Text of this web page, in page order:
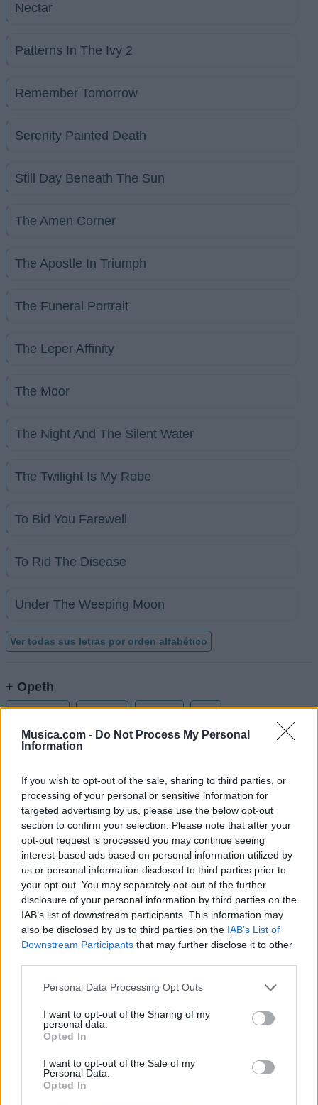
Musica.com - Do Not Process My Personal
Information
If you wish to opt-out of the sale, sharing to third parties, or
processing of your personal or sensitive information for
targeted advertising by us, please use the below opt-out
section to confirm your selection. Please note that after your
opt-out request is processed you may continue seeing
interest-based ads based on personal information utilized by
us or personal information disclosed to third parties prior to
your opt-out. You may separately opt-out of the further
disclosure of your personal information by third parties on the
IAB’s list of downstream participants. This information may
also be disclosed by us to third parties on the IAB’s List of
Downstream Participants that may further disclose it to other
Personal Data Processing Opt Outs
I want to opt-out of the Sharing of my
personal data.
Opted In
I want to opt-out of the Sale of my
Personal Data.
Opted In
Nectar
Patterns In The Ivy 2
Remember Tomorrow
Serenity Painted Death
Still Day Beneath The Sun
The Amen Corner
The Apostle In Triumph
The Funeral Portrait
The Leper Affinity
The Moor
The Night And The Silent Water
The Twilight Is My Robe
To Bid You Farewell
To Rid The Disease
Under The Weeping Moon
Ver todas sus letras por orden alfabético
+ Opeth
Discografía Biografía Ranking Foro
Añadir Letra
Biografía de Opeth
Opeth: Un Viaje Inolvidable a Traves de la
Evolución Musical
Ranking de Opeth
Opethno está entre los 500 artistas más apoyados
y visitados de esta semana.
7 0
Ranking de Opeth